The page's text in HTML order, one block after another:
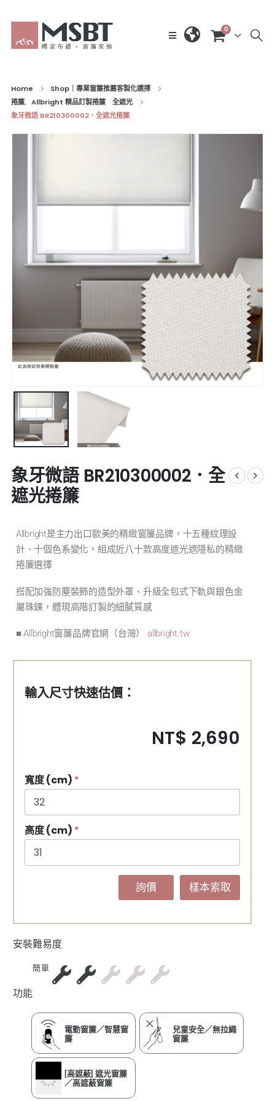
0
Home
Shop｜專業窗簾推薦客製化選擇
捲簾, Allbright 精品訂製捲簾 全遮光
象牙微語 BR210300002．全遮光捲簾
象牙微語 BR210300002．全
遮光捲簾
Allbright是主力出口歐美的精緻窗簾品牌，十五種紋理設
計、十個色系變化，組成近八十款高度遮光遮隱私的精緻
捲簾選擇
搭配加強防塵裝飾的造型外罩、升級全包式下軌與銀色金
屬珠鍊，體現高階訂製的細膩質感
■ Allbright窗簾品牌官網（台灣）allbright.tw
輸入尺寸快速估價：
NT$ 2,690
寬度 (cm) *
高度 (cm) *
詢價 樣本索取
安裝難易度
簡單
功能
電動窗簾／智慧窗
簾
兒童安全／無拉繩
窗簾
[高遮蔽] 遮光窗簾
／高遮蔽窗簾